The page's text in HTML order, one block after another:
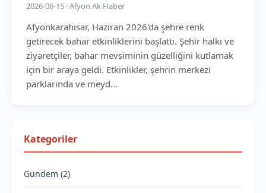
2026-06-15 · Afyon Ak Haber
Afyonkarahisar, Haziran 2026'da şehre renk
getirecek bahar etkinliklerini başlattı. Şehir halkı ve
ziyaretçiler, bahar mevsiminin güzelliğini kutlamak
için bir araya geldi. Etkinlikler, şehrin merkezi
parklarında ve meyd...
Kategoriler
Gundem (2)